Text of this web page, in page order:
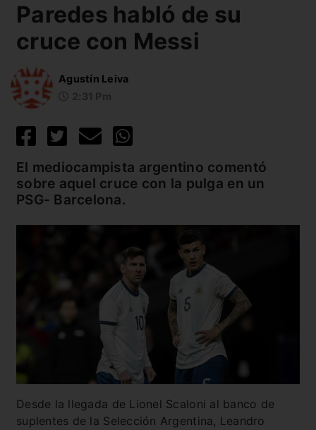
Paredes habló de su
cruce con Messi
Agustín Leiva
El mediocampista argentino comentó
sobre aquel cruce con la pulga en un
PSG- Barcelona.
Desde la llegada de Lionel Scaloni al banco de
suplentes de la Selección Argentina, Leandro